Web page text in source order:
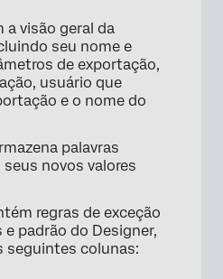
a visão geral da
seu nome e
de exportação,
usuário que
e o nome do
palavras
novos valores
regras de exceção
e padrão do Designer,
seguintes colunas: